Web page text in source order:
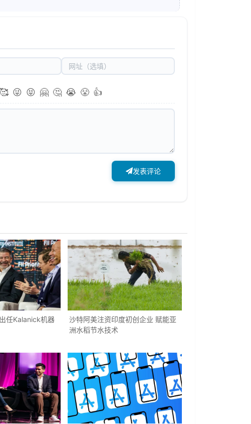
🥰 😜 😝 🤗 🤔 😭 😤 👍
发表评论
任Kalanick机器
沙特阿美注资印度初创企业 赋能亚
洲水稻节水技术